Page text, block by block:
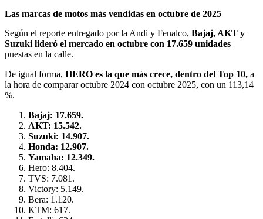
Las marcas de motos más vendidas en octubre de 2025
Según el reporte entregado por la Andi y Fenalco, Bajaj, AKT y
Suzuki lideró el mercado en octubre con 17.659 unidades
puestas en la calle.
De igual forma, HERO es la que más crece, dentro del Top 10, a
la hora de comparar octubre 2024 con octubre 2025, con un 113,14
%.
Bajaj: 17.659.
AKT: 15.542.
Suzuki: 14.907.
Honda: 12.907.
Yamaha: 12.349.
Hero: 8.404.
TVS: 7.081.
Victory: 5.149.
Bera: 1.120.
KTM: 617.